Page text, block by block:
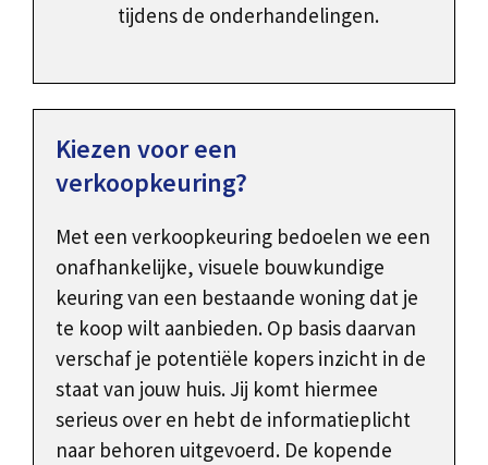
tijdens de onderhandelingen.
Kiezen voor een
verkoopkeuring?
Met een verkoopkeuring bedoelen we een
onafhankelijke, visuele bouwkundige
keuring van een bestaande woning dat je
te koop wilt aanbieden. Op basis daarvan
verschaf je potentiële kopers inzicht in de
staat van jouw huis. Jij komt hiermee
serieus over en hebt de informatieplicht
naar behoren uitgevoerd. De kopende